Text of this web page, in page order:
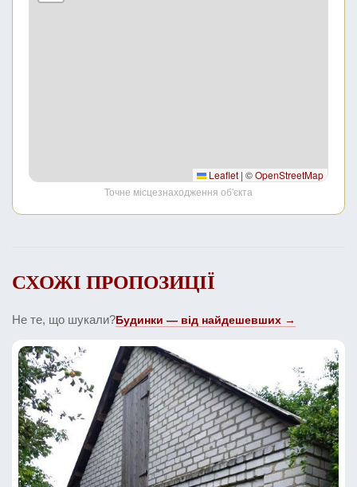
Leaflet | ©OpenStreetMap
Точне місцезнаходження об'єкта
СХОЖІ ПРОПОЗИЦІЇ
Не те, що шукали?Будинки — від найдешевших →